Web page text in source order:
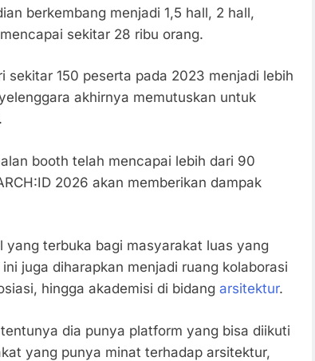
berkembang menjadi 1,5 hall, 2 hall,
sekitar 28 ribu orang.
150 peserta pada 2023 menjadi lebih
akhirnya memutuskan untuk
booth telah mencapai lebih dari 90
2026 akan memberikan dampak
yang terbuka bagi masyarakat luas yang
juga diharapkan menjadi ruang kolaborasi
hingga akademisi di bidang arsitektur.
dia punya platform yang bisa diikuti
yang punya minat terhadap arsitektur,